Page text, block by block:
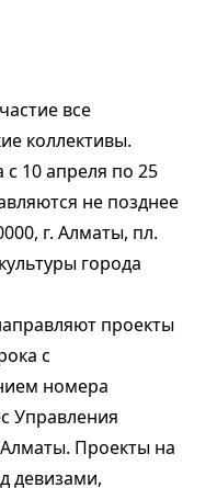
все
коллективы.
с 10 апреля по 25
не позднее
г. Алматы, пл.
города
проекты
с
номера
Управления
Проекты на
девизами,